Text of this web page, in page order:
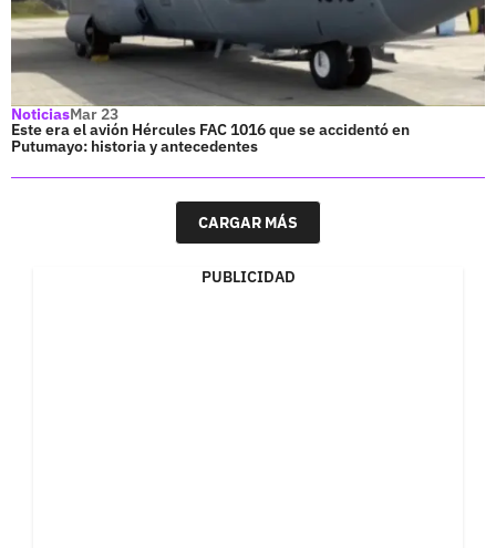
NoticiasMar 23
Este era el avión Hércules FAC 1016 que se accidentó en
Putumayo: historia y antecedentes
CARGAR MÁS
PUBLICIDAD